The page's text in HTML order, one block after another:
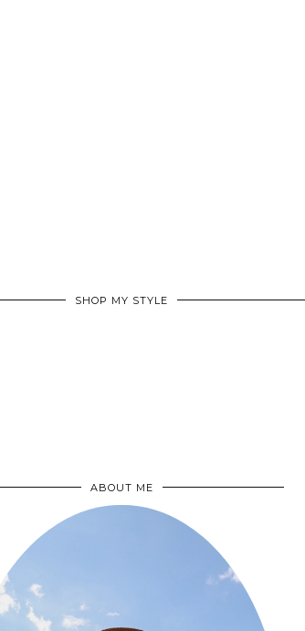
SHOP MY STYLE
ABOUT ME